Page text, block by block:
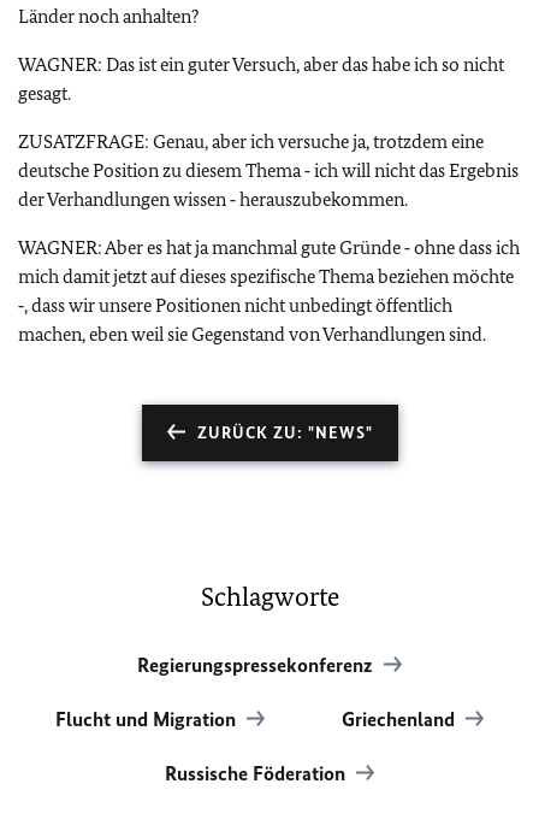
Länder noch anhalten?
WAGNER: Das ist ein guter Versuch, aber das habe ich so nicht
gesagt.
ZUSATZFRAGE: Genau, aber ich versuche ja, trotzdem eine
deutsche Position zu diesem Thema ‑ ich will nicht das Ergebnis
der Verhandlungen wissen ‑ herauszubekommen.
WAGNER: Aber es hat ja manchmal gute Gründe ‑ ohne dass ich
mich damit jetzt auf dieses spezifische Thema beziehen möchte
‑, dass wir unsere Positionen nicht unbedingt öffentlich
machen, eben weil sie Gegenstand von Verhandlungen sind.
ZURÜCK ZU: "NEWS"
Schlagworte
Regierungspressekonferenz
Flucht und Migration Griechenland
Russische Föderation